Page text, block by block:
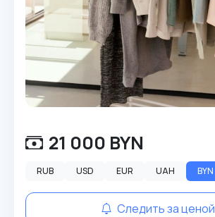
21 000 BYN
RUB USD EUR UAH BYN
Следить за ценой